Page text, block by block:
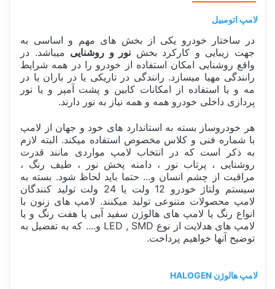
لامپ اتومبیل
در ساختار خودرو یکی از بخش های مهم و اساسی به
جهت زیبایی و کارکرد بخش نور و روشنایی میباشد. در
واقع روشنایی امکان استفاده از خودرو را در همه شرایط
رانندگی مهیا میسازد. رانندگی در تاریکی یا در باران یا در
مه و یا استفاده از امکانات کابین و پشت آمپر و یا نور
پردازی داخلی خودرو همه و همه نیاز به نور دارند.
هر خودروساز بسته به استاندارد های خود و جهان از لامپ
با شماره فنی و کلاس مخصوص استفاده میکند. البته لازم
به ذکر است که در انتخاب لامپ مواردی مانند قدرت
روشنایی ، پرتاب نور ، دامنه پخش نور ، طیف رنگ ،
مراقبت از چشم انسان و... حتما باید لحاظ شود. بسته به
سیستم ولتاژ خودرو 12 ولت یا 24 ولت تولید کنندگان
لامپ محصولات متنوعی تولید میکنند. لامپ های زنون با
انواع رنگ یا لامپ های هالوژن سفید آبی یا هفت رنگ و یا
لامپ های هدلایت از نوع LED , SMD و.... که به تفضیل به
توضیح آنها خواهیم پرداخت.
لامپ هالوژن HALOGEN